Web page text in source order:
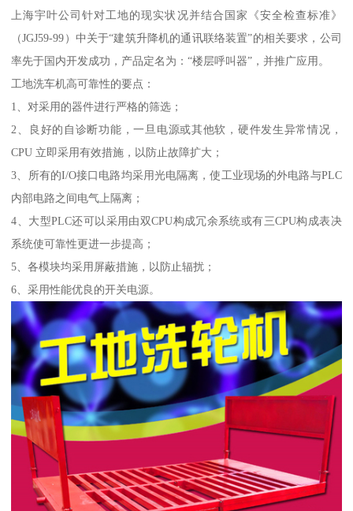
上海宇叶公司针对工地的现实状况并结合国家《安全检查标准》
（JGJ59-99）中关于“建筑升降机的通讯联络装置”的相关要求，公司
率先于国内开发成功，产品定名为：“楼层呼叫器”，并推广应用。
工地洗车机高可靠性的要点：
1、对采用的器件进行严格的筛选；
2、良好的自诊断功能，一旦电源或其他软，硬件发生异常情况，
CPU 立即采用有效措施，以防止故障扩大；
3、所有的I/O接口电路均采用光电隔离，使工业现场的外电路与PLC
内部电路之间电气上隔离；
4、大型PLC还可以采用由双CPU构成冗余系统或有三CPU构成表决
系统使可靠性更进一步提高；
5、各模块均采用屏蔽措施，以防止辐扰；
6、采用性能优良的开关电源。